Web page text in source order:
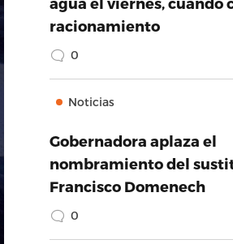
racionamiento
0
Noticias
Gobernadora aplaza el
nombramiento del
Francisco Domenech
0